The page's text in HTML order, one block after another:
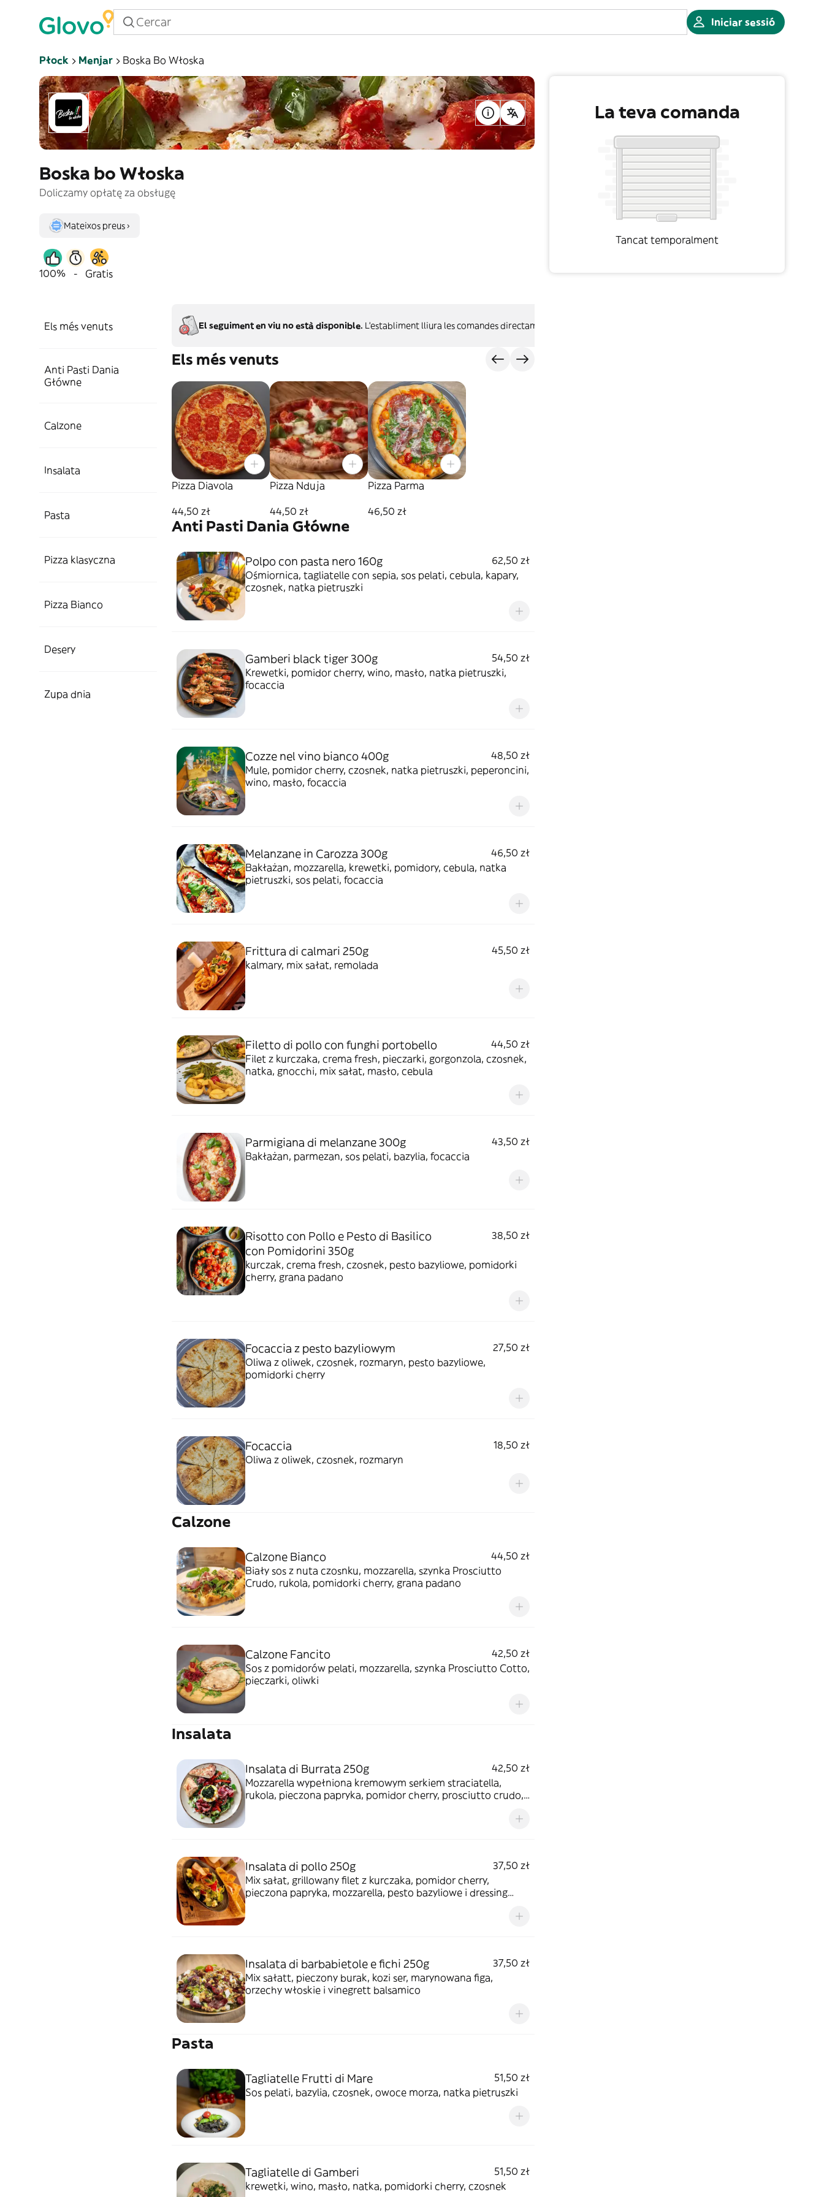
Iniciar sessió
Płock Menjar Boska Bo Włoska
Boska bo Włoska
Doliczamy opłatę za obsługę
Mateixos preus ›
100% - Gratis
Els més venuts
Anti Pasti Dania
Główne
Calzone
Insalata
Pasta
Pizza klasyczna
Pizza Bianco
Desery
Zupa dnia
El seguiment en viu no està disponible. L'establiment lliura les comandes directament.
Els més venuts
Pizza Diavola
44,50 zł
Pizza Nduja
44,50 zł
Pizza Parma
46,50 zł
Anti Pasti Dania Główne
Polpo con pasta nero 160g
62,50 zł
Ośmiornica, tagliatelle con sepia, sos pelati, cebula, kapary,
czosnek, natka pietruszki
Gamberi black tiger 300g
54,50 zł
Krewetki, pomidor cherry, wino, masło, natka pietruszki,
focaccia
Cozze nel vino bianco 400g
48,50 zł
Mule, pomidor cherry, czosnek, natka pietruszki, peperoncini,
wino, masło, focaccia
Melanzane in Carozza 300g
46,50 zł
Bakłażan, mozzarella, krewetki, pomidory, cebula, natka
pietruszki, sos pelati, focaccia
Frittura di calmari 250g
45,50 zł
kalmary, mix sałat, remolada
Filetto di pollo con funghi portobello
44,50 zł
Filet z kurczaka, crema fresh, pieczarki, gorgonzola, czosnek,
natka, gnocchi, mix sałat, masło, cebula
Parmigiana di melanzane 300g
43,50 zł
Bakłażan, parmezan, sos pelati, bazylia, focaccia
Risotto con Pollo e Pesto di Basilico
con Pomidorini 350g
38,50 zł
kurczak, crema fresh, czosnek, pesto bazyliowe, pomidorki
cherry, grana padano
Focaccia z pesto bazyliowym
27,50 zł
Oliwa z oliwek, czosnek, rozmaryn, pesto bazyliowe,
pomidorki cherry
Focaccia
18,50 zł
Oliwa z oliwek, czosnek, rozmaryn
Calzone
Calzone Bianco
44,50 zł
Biały sos z nuta czosnku, mozzarella, szynka Prosciutto
Crudo, rukola, pomidorki cherry, grana padano
Calzone Fancito
42,50 zł
Sos z pomidorów pelati, mozzarella, szynka Prosciutto Cotto,
pieczarki, oliwki
Insalata
Insalata di Burrata 250g
42,50 zł
Mozzarella wypełniona kremowym serkiem straciatella,
rukola, pieczona papryka, pomidor cherry, prosciutto crudo,
Insalata di pollo 250g
37,50 zł
Mix sałat, grillowany filet z kurczaka, pomidor cherry,
pieczona papryka, mozzarella, pesto bazyliowe i dressing
Insalata di barbabietole e fichi 250g
37,50 zł
Mix sałatt, pieczony burak, kozi ser, marynowana figa,
orzechy włoskie i vinegrett balsamico
Pasta
Tagliatelle Frutti di Mare
51,50 zł
Sos pelati, bazylia, czosnek, owoce morza, natka pietruszki
Tagliatelle di Gamberi
51,50 zł
krewetki, wino, masło, natka, pomidorki cherry, czosnek
La teva comanda
Tancat temporalment